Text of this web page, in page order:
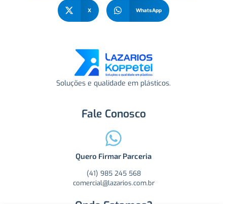
X WhatsApp
Soluções e qualidade em plásticos.
Fale Conosco
Quero Firmar Parceria
(41) 985 245 568
comercial@lazarios.com.br